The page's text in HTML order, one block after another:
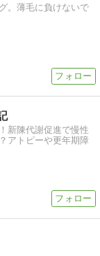
。薄毛に負けないで
新陳代謝促進で慢性
アトピーや更年期障